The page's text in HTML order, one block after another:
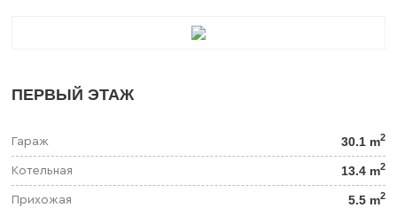
ПЕРВЫЙ ЭТАЖ
Гараж 30.1 m2
Котельная 13.4 m2
Прихожая 5.5 m2